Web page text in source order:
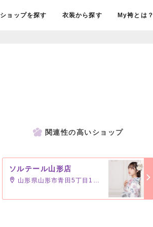
ショップを探す 衣装から探す My袴とは？
関連性の高いショップ
ソルテール山形店
山形県山形市青田5丁目13-5